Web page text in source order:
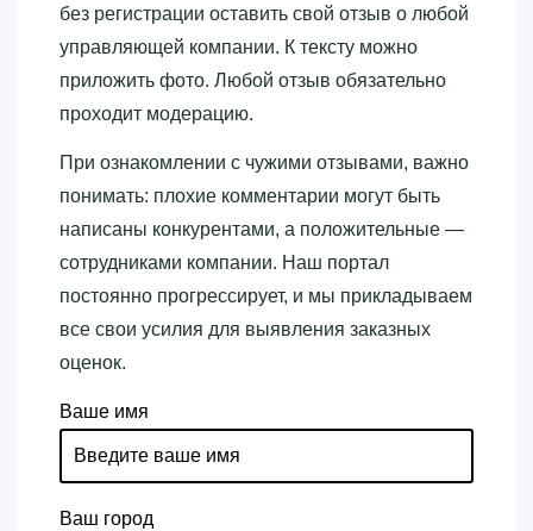
без регистрации оставить свой отзыв о любой
управляющей компании. К тексту можно
приложить фото. Любой отзыв обязательно
проходит модерацию.
При ознакомлении с чужими отзывами, важно
понимать: плохие комментарии могут быть
написаны конкурентами, а положительные —
сотрудниками компании. Наш портал
постоянно прогрессирует, и мы прикладываем
все свои усилия для выявления заказных
оценок.
Ваше имя
Ваш город